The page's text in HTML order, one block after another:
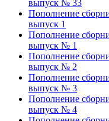
выпуск № 33
Пополнение
выпуск 1
Пополнение
выпуск № 1
Пополнение
выпуск № 2
Пополнение
выпуск № 3
Пополнение
выпуск № 4